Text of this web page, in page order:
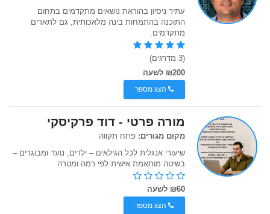
עתיר ניסיון בהוראת נושאים מתקדמים בתחום
התוכנה בהתמחות בינה מלאכותית, גם לתארים
מתקדמים.
(3 מדרגים)
₪200 לשעה
הצג מספר
מורה פרטי - דוד פרקיסקי
מקום מגורים: פתח תקווה
שיעורי אנגלית לכל הגילאים – ילדים, נוער ומבוגרים –
בשיטה מותאמת אישית לפי רמה ומטרה
₪60 לשעה
הצג מספר